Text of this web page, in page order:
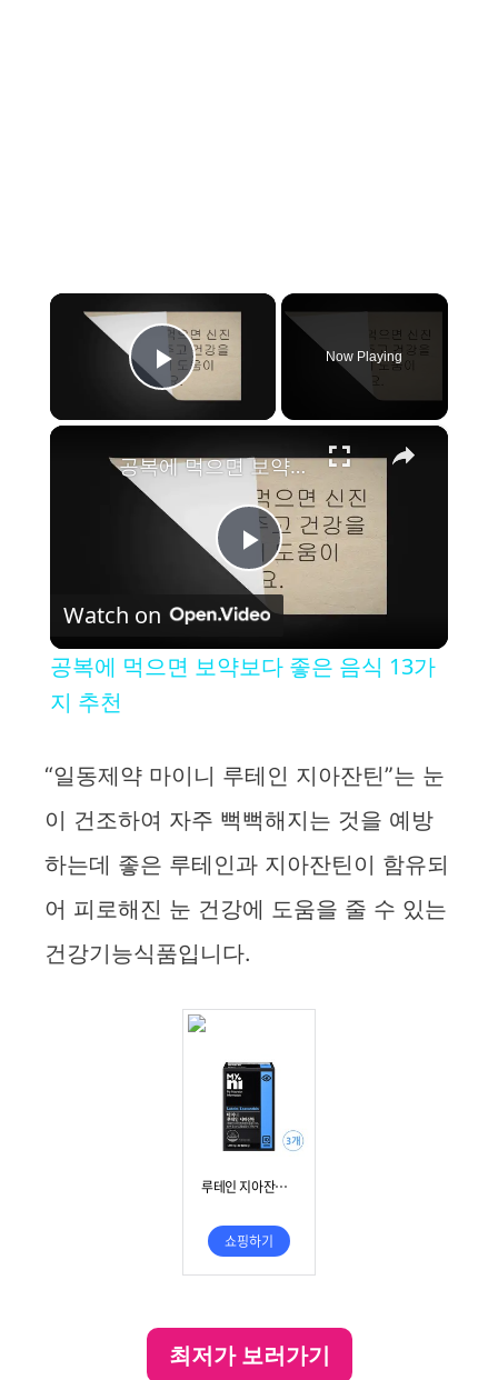
×
Play Video
Now Playing
×
P
y
V
i
d
o
공복에 먹으면 보약보다 좋은 음식 13가지 추천
Watch on
공복에 먹으면 보약보다 좋은 음식 13가
지 추천
“일동제약 마이니 루테인 지아잔틴”는 눈
이 건조하여 자주 뻑뻑해지는 것을 예방
하는데 좋은 루테인과 지아잔틴이 함유되
어 피로해진 눈 건강에 도움을 줄 수 있는
건강기능식품입니다.
최저가 보러가기